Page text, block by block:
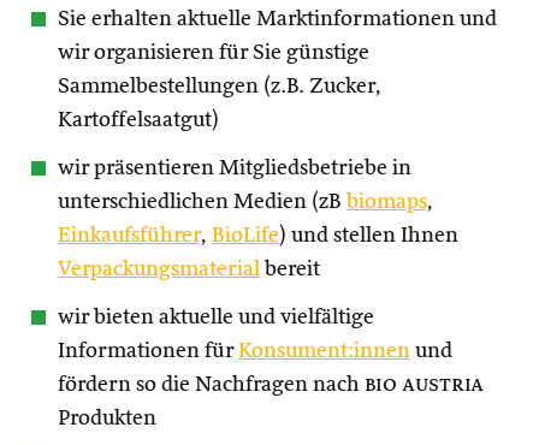
Sie erhalten aktuelle Marktinformationen und
wir organisieren für Sie günstige
Sammelbestellungen (z.B. Zucker,
Kartoffelsaatgut)
wir präsentieren Mitgliedsbetriebe in
unterschiedlichen Medien (zB biomaps,
Einkaufsführer, BioLife) und stellen Ihnen
Verpackungsmaterial bereit
wir bieten aktuelle und vielfältige
Informationen fürKonsument:innen und
fördern so die Nachfragen nach bio austria
Produkten